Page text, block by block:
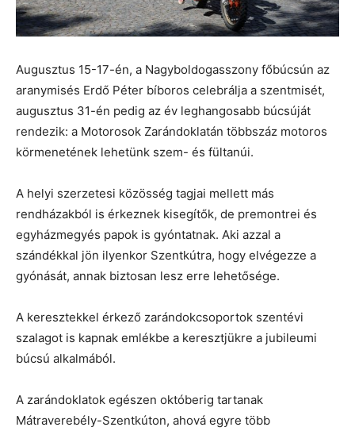
Augusztus 15-17-én, a Nagyboldogasszony főbúcsún az
aranymisés Erdő Péter bíboros celebrálja a szentmisét,
augusztus 31-én pedig az év leghangosabb búcsúját
rendezik: a Motorosok Zarándoklatán többszáz motoros
körmenetének lehetünk szem- és fültanúi.
A helyi szerzetesi közösség tagjai mellett más
rendházakból is érkeznek kisegítők, de premontrei és
egyházmegyés papok is gyóntatnak. Aki azzal a
szándékkal jön ilyenkor Szentkútra, hogy elvégezze a
gyónását, annak biztosan lesz erre lehetősége.
A keresztekkel érkező zarándokcsoportok szentévi
szalagot is kapnak emlékbe a keresztjükre a jubileumi
búcsú alkalmából.
A zarándoklatok egészen októberig tartanak
Mátraverebély-Szentkúton, ahová egyre több